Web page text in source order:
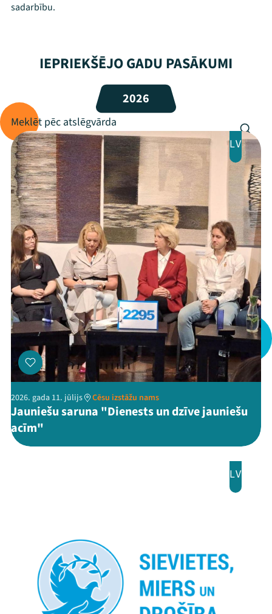
Mana programma
Festivāls
Programma
Arhīvs
Viņi bija LAMPĀ 2026
Jaunumi
Ziedo
Veikals
Kontakti
ThreadsFacebookYoutube
X Instagram
Flick TikTok
sadarbību.
IEPRIEKŠĒJO GADU PASĀKUMI
2026
LV
2026. gada 11. jūlijs Cēsu izstāžu nams
Jauniešu saruna "Dienests un dzīve jauniešu
acīm"
LV